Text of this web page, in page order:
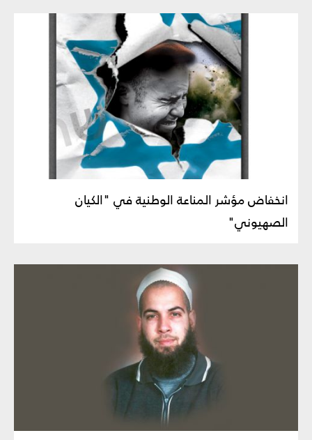
انخفاض مؤشر المناعة الوطنية في "الكيان
الصهيوني"